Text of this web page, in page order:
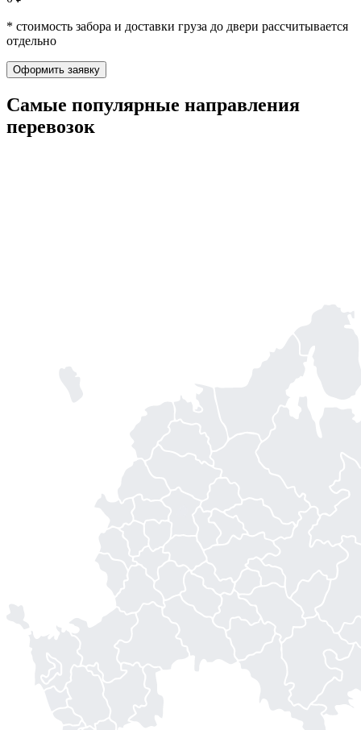
* стоимость забора и доставки груза до двери рассчитывается
отдельно
Оформить заявку
Самые популярные направления
перевозок